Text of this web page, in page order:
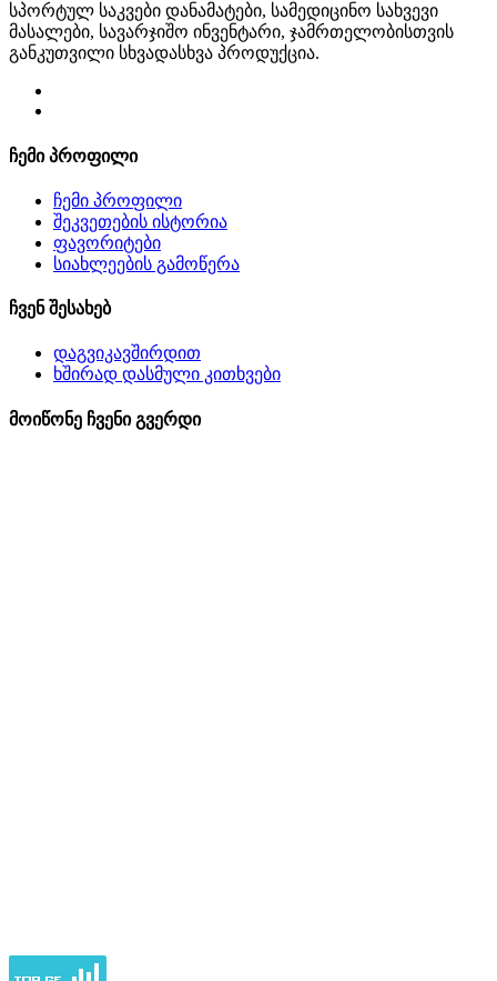
სპორტულ საკვები დანამატები, სამედიცინო სახვევი
მასალები, სავარჯიშო ინვენტარი, ჯამრთელობისთვის
განკუთვილი სხვადასხვა პროდუქცია.
ჩემი პროფილი
ჩემი პროფილი
შეკვეთების ისტორია
ფავორიტები
სიახლეების გამოწერა
ჩვენ შესახებ
დაგვიკავშირდით
ხშირად დასმული კითხვები
მოიწონე ჩვენი გვერდი